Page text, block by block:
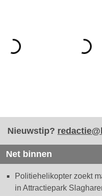
Nieuwstip?
Net binnen
Politiehelikopter zoekt
in Attractiepark